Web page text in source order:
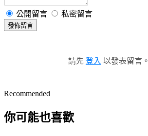
公開留言 私密留言
發佈留言
請先 登入 以發表留言。
Recommended
你可能也喜歡